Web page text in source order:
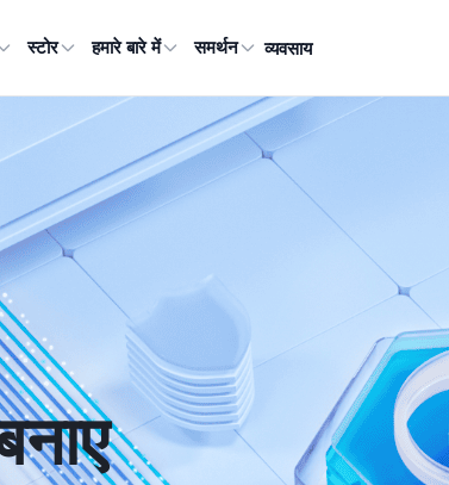
स्टोर हमारे बारे में समर्थन व्यवसाय